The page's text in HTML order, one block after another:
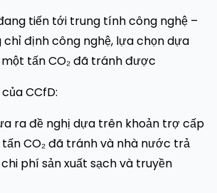
tiến tới trung tính công nghệ –
định công nghệ, lựa chọn dựa
tấn CO₂ đã tránh được
CCfD:
ra đề nghị dựa trên khoản trợ cấp
CO₂ đã tránh và nhà nước trả
phí sản xuất sạch và truyền